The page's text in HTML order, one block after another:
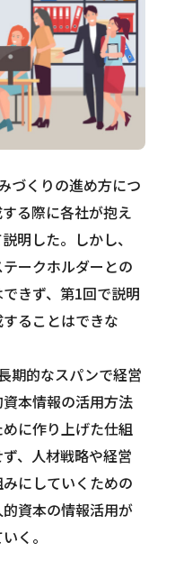
づくりの進め方につ
る際に各社が抱え
明した。しかし、
ークホルダーとの
きず、第1回で説明
ることはできな
期的なスパンで経営
本情報の活用方法
に作り上げた仕組
、人材戦略や経営
にしていくための
資本の情報活用が
く。